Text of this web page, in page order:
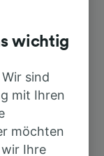
geben als
wichtig
sind
mit Ihren
möchten
Ihre